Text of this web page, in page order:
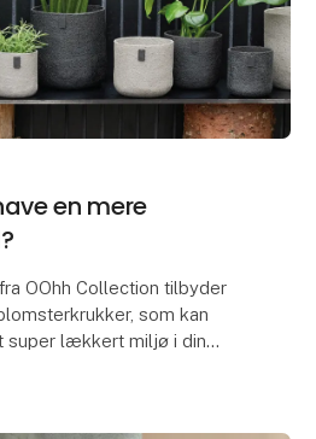
en mere
OOhh Collection tilbyder
som kan
super lækkert miljø i din